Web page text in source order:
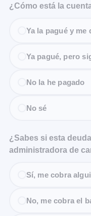
¿Cómo está la
Ya la pagué y
Ya pagué, pero
No la he pagado
No sé
¿Sabes si esta
administradora de
Sí, me cobra
No, me cobra el